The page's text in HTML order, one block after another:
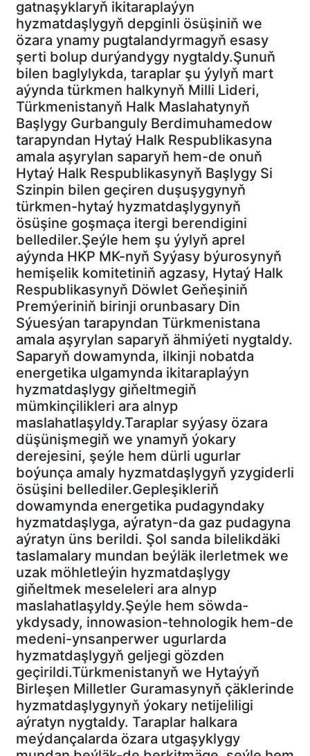
gatnaşyklaryň ikitaraplaýyn
hyzmatdaşlygyň depginli ösüşiniň we
özara ynamy pugtalandyrmagyň esasy
şerti bolup durýandygy nygtaldy.Şunuň
bilen baglylykda, taraplar şu ýylyň mart
aýynda türkmen halkynyň Milli Lideri,
Türkmenistanyň Halk Maslahatynyň
Başlygy Gurbanguly Berdimuhamedow
tarapyndan Hytaý Halk Respublikasyna
amala aşyrylan saparyň hem-de onuň
Hytaý Halk Respublikasynyň Başlygy Si
Szinpin bilen geçiren duşuşygynyň
türkmen-hytaý hyzmatdaşlygynyň
ösüşine goşmaça itergi berendigini
bellediler.Şeýle hem şu ýylyň aprel
aýynda HKP MK-nyň Syýasy býurosynyň
hemişelik komitetiniň agzasy, Hytaý Halk
Respublikasynyň Döwlet Geňeşiniň
Premýeriniň birinji orunbasary Din
Sýuesýan tarapyndan Türkmenistana
amala aşyrylan saparyň ähmiýeti nygtaldy.
Saparyň dowamynda, ilkinji nobatda
energetika ulgamynda ikitaraplaýyn
hyzmatdaşlygy giňeltmegiň
mümkinçilikleri ara alnyp
maslahatlaşyldy.Taraplar syýasy özara
düşünişmegiň we ynamyň ýokary
derejesini, şeýle hem dürli ugurlar
boýunça amaly hyzmatdaşlygyň yzygiderli
ösüşini bellediler.Gepleşikleriň
dowamynda energetika pudagyndaky
hyzmatdaşlyga, aýratyn-da gaz pudagyna
aýratyn üns berildi. Şol sanda bilelikdäki
taslamalary mundan beýläk ilerletmek we
uzak möhletleýin hyzmatdaşlygy
giňeltmek meseleleri ara alnyp
maslahatlaşyldy.Şeýle hem söwda-
ykdysady, innowasion-tehnologik hem-de
medeni-ynsanperwer ugurlarda
hyzmatdaşlygyň geljegi gözden
geçirildi.Türkmenistanyň we Hytaýyň
Birleşen Milletler Guramasynyň çäklerinde
hyzmatdaşlygynyň ýokary netijeliligi
aýratyn nygtaldy. Taraplar halkara
meýdançalarda özara utgaşyklygy